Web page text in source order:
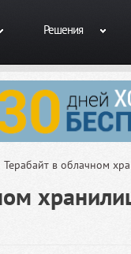
Решения
Терабайт в облачном